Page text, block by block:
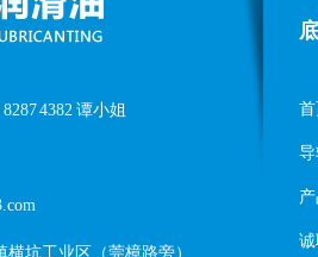
4382 谭小姐
坑工业区（莞樟路旁）